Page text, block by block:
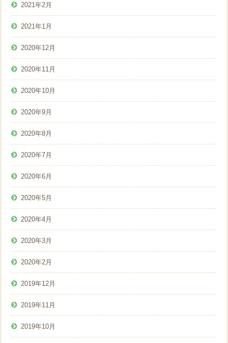
2021年2月
2021年1月
2020年12月
2020年11月
2020年10月
2020年9月
2020年8月
2020年7月
2020年6月
2020年5月
2020年4月
2020年3月
2020年2月
2019年12月
2019年11月
2019年10月